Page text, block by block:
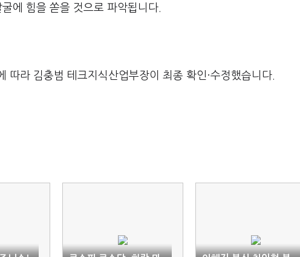
에 힘을 쏟을 것으로 파악됩니다.
따라 김충범 테크지식산업부장이 최종 확인·수정했습니다.